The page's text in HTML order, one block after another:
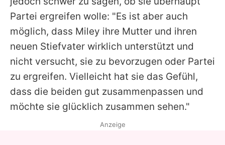
Partei ergreifen wolle: "Es ist aber auch
möglich, dass Miley ihre Mutter und ihren
neuen Stiefvater wirklich unterstützt und
nicht versucht, sie zu bevorzugen oder Partei
zu ergreifen. Vielleicht hat sie das Gefühl,
dass die beiden gut zusammenpassen und
möchte sie glücklich zusammen sehen."
Anzeige